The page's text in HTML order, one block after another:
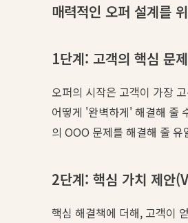
매력적인 오퍼 설계를
1단계: 고객의 핵심 문
오퍼의 시작은 고객이 가장
어떻게 '완벽하게' 해결해 줄
의 OOO 문제를 해결해 줄
2단계: 핵심 가치 제
핵심 해결책에 더해, 고객이